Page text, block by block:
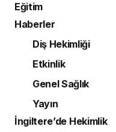
Eğitim
Haberler
Diş Hekimliği
Etkinlik
Genel Sağlık
Yayın
İngiltere’de Hekimlik